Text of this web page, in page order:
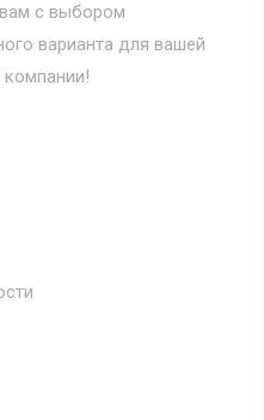
с выбором
варианта для вашей
компании!